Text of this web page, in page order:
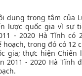
dung trọng tâm của
lược quốc gia vì sự
- 2020 Hà Tĩnh có
hoạch, trong đó có 12
gia; thực hiện Chiến
2011 - 2020 Hà Tĩnh